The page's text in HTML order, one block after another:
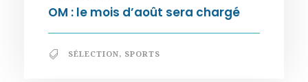
OM : le mois d’août sera chargé
SÉLECTION, SPORTS